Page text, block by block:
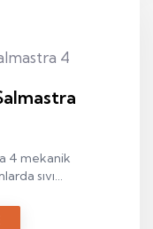
4 mekanik
sıvı